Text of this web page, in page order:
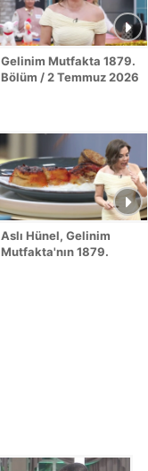
Gelinim Mutfakta 1879.
Bölüm / 2 Temmuz 2026
Aslı Hünel, Gelinim
Mutfakta'nın 1879.